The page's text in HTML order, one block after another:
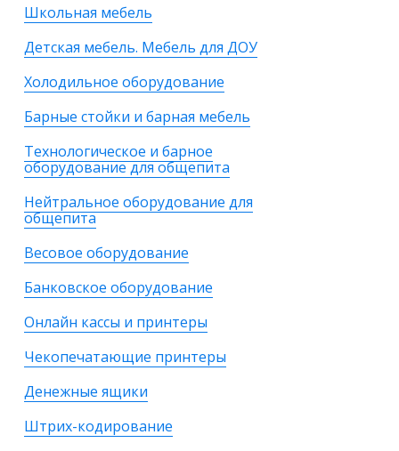
Школьная мебель
Детская мебель. Мебель для ДОУ
Холодильное оборудование
Барные стойки и барная мебель
Технологическое и барное
оборудование для общепита
Нейтральное оборудование для
общепита
Весовое оборудование
Банковское оборудование
Онлайн кассы и принтеры
Чекопечатающие принтеры
Денежные ящики
Штрих-кодирование